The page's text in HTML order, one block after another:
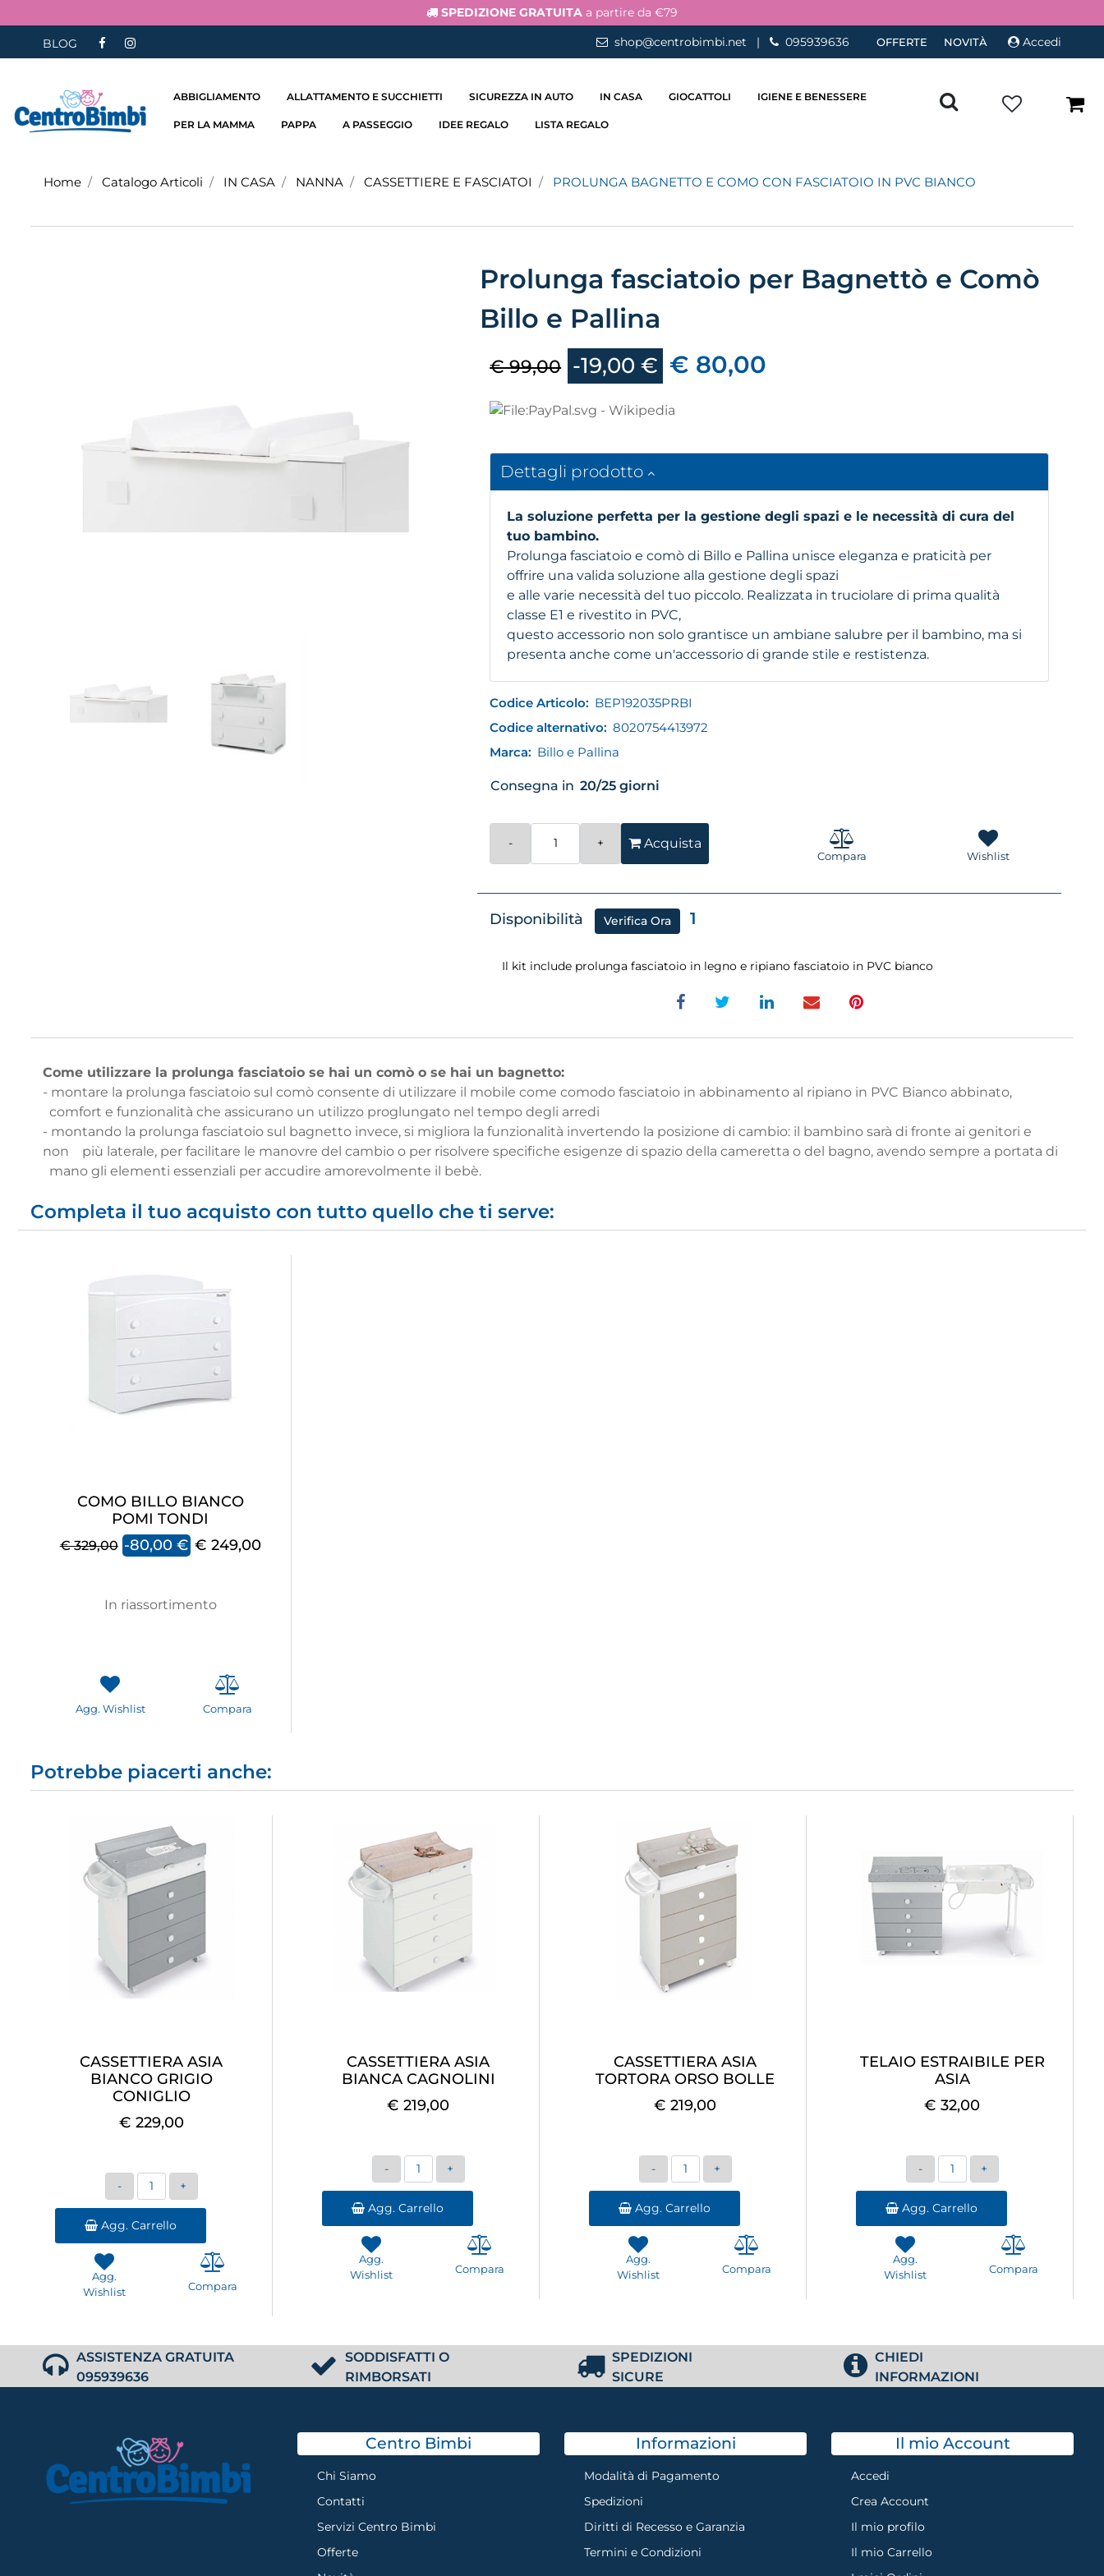
SPEDIZIONE GRATUITA a partire da €79
BLOG shop@centrobimbi.net | 095939636 OFFERTE NOVITÀ Accedi
ABBIGLIAMENTO ALLATTAMENTO E SUCCHIETTI SICUREZZA IN AUTO IN CASA GIOCATTOLI IGIENE E BENESSERE
PER LA MAMMA PAPPA A PASSEGGIO IDEE REGALO LISTA REGALO
Home Catalogo Articoli IN CASA NANNA CASSETTIERE E FASCIATOI PROLUNGA BAGNETTO E COMO CON FASCIATOIO IN PVC BIANCO
Prolunga fasciatoio per Bagnettò e Comò
Billo e Pallina
€ 99,00 -19,00 € € 80,00
Dettagli prodotto
La soluzione perfetta per la gestione degli spazi e le necessità di cura del
tuo bambino.
Prolunga fasciatoio e comò di Billo e Pallina unisce eleganza e praticità per
offrire una valida soluzione alla gestione degli spazi
e alle varie necessità del tuo piccolo. Realizzata in truciolare di prima qualità
classe E1 e rivestito in PVC,
questo accessorio non solo grantisce un ambiane salubre per il bambino, ma si
presenta anche come un'accessorio di grande stile e restistenza.
Codice Articolo: BEP192035PRBI
Codice alternativo: 8020754413972
Marca: Billo e Pallina
Consegna in 20/25 giorni
Acquista
Compara Wishlist
Disponibilità Verifica Ora 1
Il kit include prolunga fasciatoio in legno e ripiano fasciatoio in PVC bianco
Come utilizzare la prolunga fasciatoio se hai un comò o se hai un bagnetto:
- montare la prolunga fasciatoio sul comò consente di utilizzare il mobile come comodo fasciatoio in abbinamento al ripiano in PVC Bianco abbinato,
comfort e funzionalità che assicurano un utilizzo proglungato nel tempo degli arredi
- montando la prolunga fasciatoio sul bagnetto invece, si migliora la funzionalità invertendo la posizione di cambio: il bambino sarà di fronte ai genitori e
non più laterale, per facilitare le manovre del cambio o per risolvere specifiche esigenze di spazio della cameretta o del bagno, avendo sempre a portata di
mano gli elementi essenziali per accudire amorevolmente il bebè.
Completa il tuo acquisto con tutto quello che ti serve:
COMO BILLO BIANCO
POMI TONDI
€ 329,00 -80,00 € € 249,00
In riassortimento
Agg. Wishlist Compara
Potrebbe piacerti anche:
CASSETTIERA ASIA
BIANCO GRIGIO
CONIGLIO
€ 229,00
Quantità
Agg. Carrello
Agg.
Wishlist
Compara
CASSETTIERA ASIA
BIANCA CAGNOLINI
€ 219,00
Quantità
Agg. Carrello
Agg.
Wishlist
Compara
CASSETTIERA ASIA
TORTORA ORSO BOLLE
€ 219,00
Quantità
Agg. Carrello
Agg.
Wishlist
Compara
TELAIO ESTRAIBILE PER
ASIA
€ 32,00
Quantità
Agg. Carrello
Agg.
Wishlist
Compara
ASSISTENZA GRATUITA
095939636
SODDISFATTI O
RIMBORSATI
SPEDIZIONI
SICURE
CHIEDI
INFORMAZIONI
Centro Bimbi
Chi Siamo
Contatti
Servizi Centro Bimbi
Offerte
Informazioni
Modalità di Pagamento
Spedizioni
Diritti di Recesso e Garanzia
Termini e Condizioni
Il mio Account
Accedi
Crea Account
Il mio profilo
Il mio Carrello